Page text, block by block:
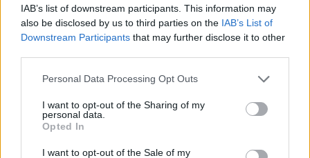
IAB’s list of downstream participants. This information may
also be disclosed by us to third parties on the IAB’s List of
Downstream Participants that may further disclose it to other
Personal Data Processing Opt Outs
I want to opt-out of the Sharing of my
personal data.
Opted In
I want to opt-out of the Sale of my
Έτσι, όπως ήταν αναμενόμενο, δεν θα μπορούσαν
να λείπουν από την ταινία “Top Gun” του 1986, με
πιλότου μαχητικού αεροσκάφους. Μετά την
ταινία οι πωλήσεις των Aviator της Ray-Ban
αυξήθηκαν κατά 40%.